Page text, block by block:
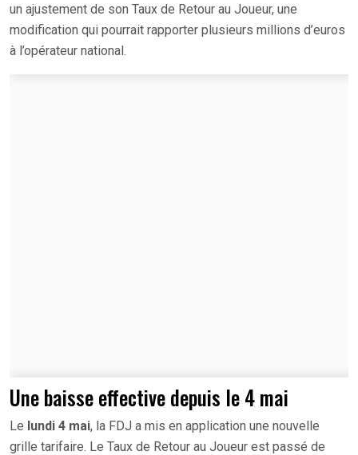
un ajustement de son Taux de Retour au Joueur, une
modification qui pourrait rapporter plusieurs millions d’euros
à l’opérateur national.
Une baisse effective depuis le 4 mai
Le lundi 4 mai, la FDJ a mis en application une nouvelle
grille tarifaire. Le Taux de Retour au Joueur est passé de